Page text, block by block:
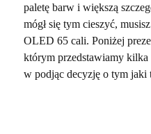
paletę barw i większą
mógł się tym cieszyć,
OLED 65 cali. Poniżej
którym przedstawiamy
w podjąc decyzję o tym